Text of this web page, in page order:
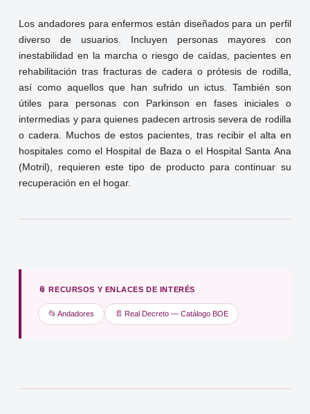
Los andadores para enfermos están diseñados para un perfil
diverso de usuarios. Incluyen personas mayores con
inestabilidad en la marcha o riesgo de caídas, pacientes en
rehabilitación tras fracturas de cadera o prótesis de rodilla,
así como aquellos que han sufrido un ictus. También son
útiles para personas con Parkinson en fases iniciales o
intermedias y para quienes padecen artrosis severa de rodilla
o cadera. Muchos de estos pacientes, tras recibir el alta en
hospitales como el Hospital de Baza o el Hospital Santa Ana
(Motril), requieren este tipo de producto para continuar su
recuperación en el hogar.
📎 RECURSOS Y ENLACES DE INTERÉS
📂 Andadores 📄 Real Decreto — Catálogo BOE